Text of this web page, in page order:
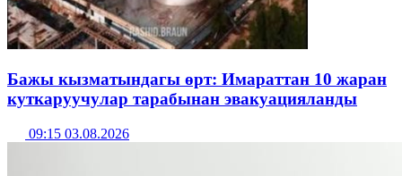
Бажы кызматындагы өрт: Имараттан 10 жаран
куткаруучулар тарабынан эвакуацияланды
09:15 03.08.2026